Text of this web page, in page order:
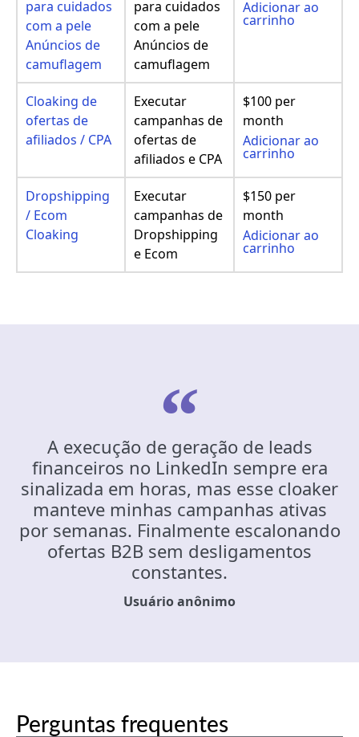
para cuidados
com a pele
Anúncios de
camuflagem
para cuidados
com a pele
Anúncios de
camuflagem
Adicionar ao
carrinho
Cloaking de
ofertas de
afiliados / CPA
Executar
campanhas de
ofertas de
afiliados e CPA
$100 per
month
Adicionar ao
carrinho
Dropshipping
/ Ecom
Cloaking
Executar
campanhas de
Dropshipping
e Ecom
$150 per
month
Adicionar ao
carrinho
A execução de geração de leads
financeiros no LinkedIn sempre era
sinalizada em horas, mas esse cloaker
manteve minhas campanhas ativas
por semanas. Finalmente escalonando
ofertas B2B sem desligamentos
constantes.
Usuário anônimo
Perguntas frequentes